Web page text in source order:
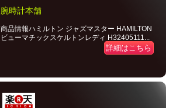
腕時計本舗
商品情報ハミルトン ジャズマスター HAMILTON
ビューマチックスケルトンレディ H32405111...
詳細はこちら